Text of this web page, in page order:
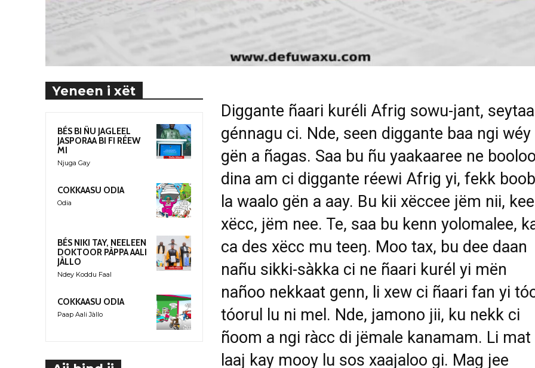
Yeneen i xët
BÉS BI ÑU JAGLEEL
JASPORAA BI FI RÉEW
MI
Njuga Gay
COKKAASU ODIA
Odia
BÉS NIKI TAY, NEELEEN
DOKTOOR PÀPPA AALI
JÀLLO
Ndey Koddu Faal
COKKAASU ODIA
Paap Aali Jàllo
Diggante ñaari kuréli Afrig sowu-jant,
génnagu ci. Nde, seen diggante baa ngi wéy
gën a ñagas. Saa bu ñu yaakaaree ne booloo
dina am ci diggante réewi Afrig yi, fekk
la waalo gën a aay. Bu kii xëccee jëm nii, kee
xëcc, jëm nee. Te, saa bu kenn yolomalee,
ca des xëcc mu teeŋ. Moo tax, bu dee daan
nañu sikki-sàkka ci ne ñaari kurél yi mën
nañoo nekkaat genn, li xew ci ñaari fan yi
tóorul lu ni mel. Nde, jamono jii, ku nekk ci
ñoom a ngi ràcc di jëmale kanamam. Li mat
laaj kay mooy lu sos xaajaloo gi. Mag jee